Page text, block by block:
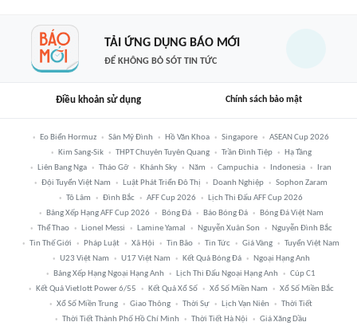
TẢI ỨNG DỤNG BÁO MỚI
ĐỂ KHÔNG BỎ SÓT TIN TỨC
Điều khoản sử dụng Chính sách bảo mật
Eo Biển Hormuz Sân Mỹ Đình Hồ Văn Khoa Singapore
ASEAN Cup 2026
Kim Sang-Sik
THPT Chuyên Tuyên Quang Trần Đình Tiệp
Hạ Tầng
Liên Bang Nga
Tháo Gỡ Khánh Sky Năm Campuchia Indonesia
Iran
Đội Tuyển Việt Nam
Luật Phát Triển Đô Thị Doanh Nghiệp
Sophon Zaram
Tô Lâm
Đình Bắc AFF Cup 2026
Lịch Thi Đấu AFF Cup 2026
Bảng Xếp Hạng AFF Cup 2026
Bóng Đá Báo Bóng Đá
Bóng Đá Việt Nam
Thể Thao
Lionel Messi Lamine Yamal Nguyễn Xuân Son
Nguyễn Đình Bắc
Tin Thế Giới
Pháp Luật Xã Hội Tin Bão Tin Tức Giá Vàng
Tuyển Việt Nam
U23 Việt Nam
U17 Việt Nam Kết Quả Bóng Đá
Ngoại Hạng Anh
Bảng Xếp Hạng Ngoại Hạng Anh
Lịch Thi Đấu Ngoại Hạng Anh
Cúp C1
Kết Quả Vietlott Power 6/55
Kết Quả Xổ Số Xổ Số Miền Nam
Xổ Số Miền Bắc
Xổ Số Miền Trung
Giao Thông Thời Sự Lịch Vạn Niên
Thời Tiết
Thời Tiết Thành Phố Hồ Chí Minh
Thời Tiết Hà Nội Giá Xăng Dầu